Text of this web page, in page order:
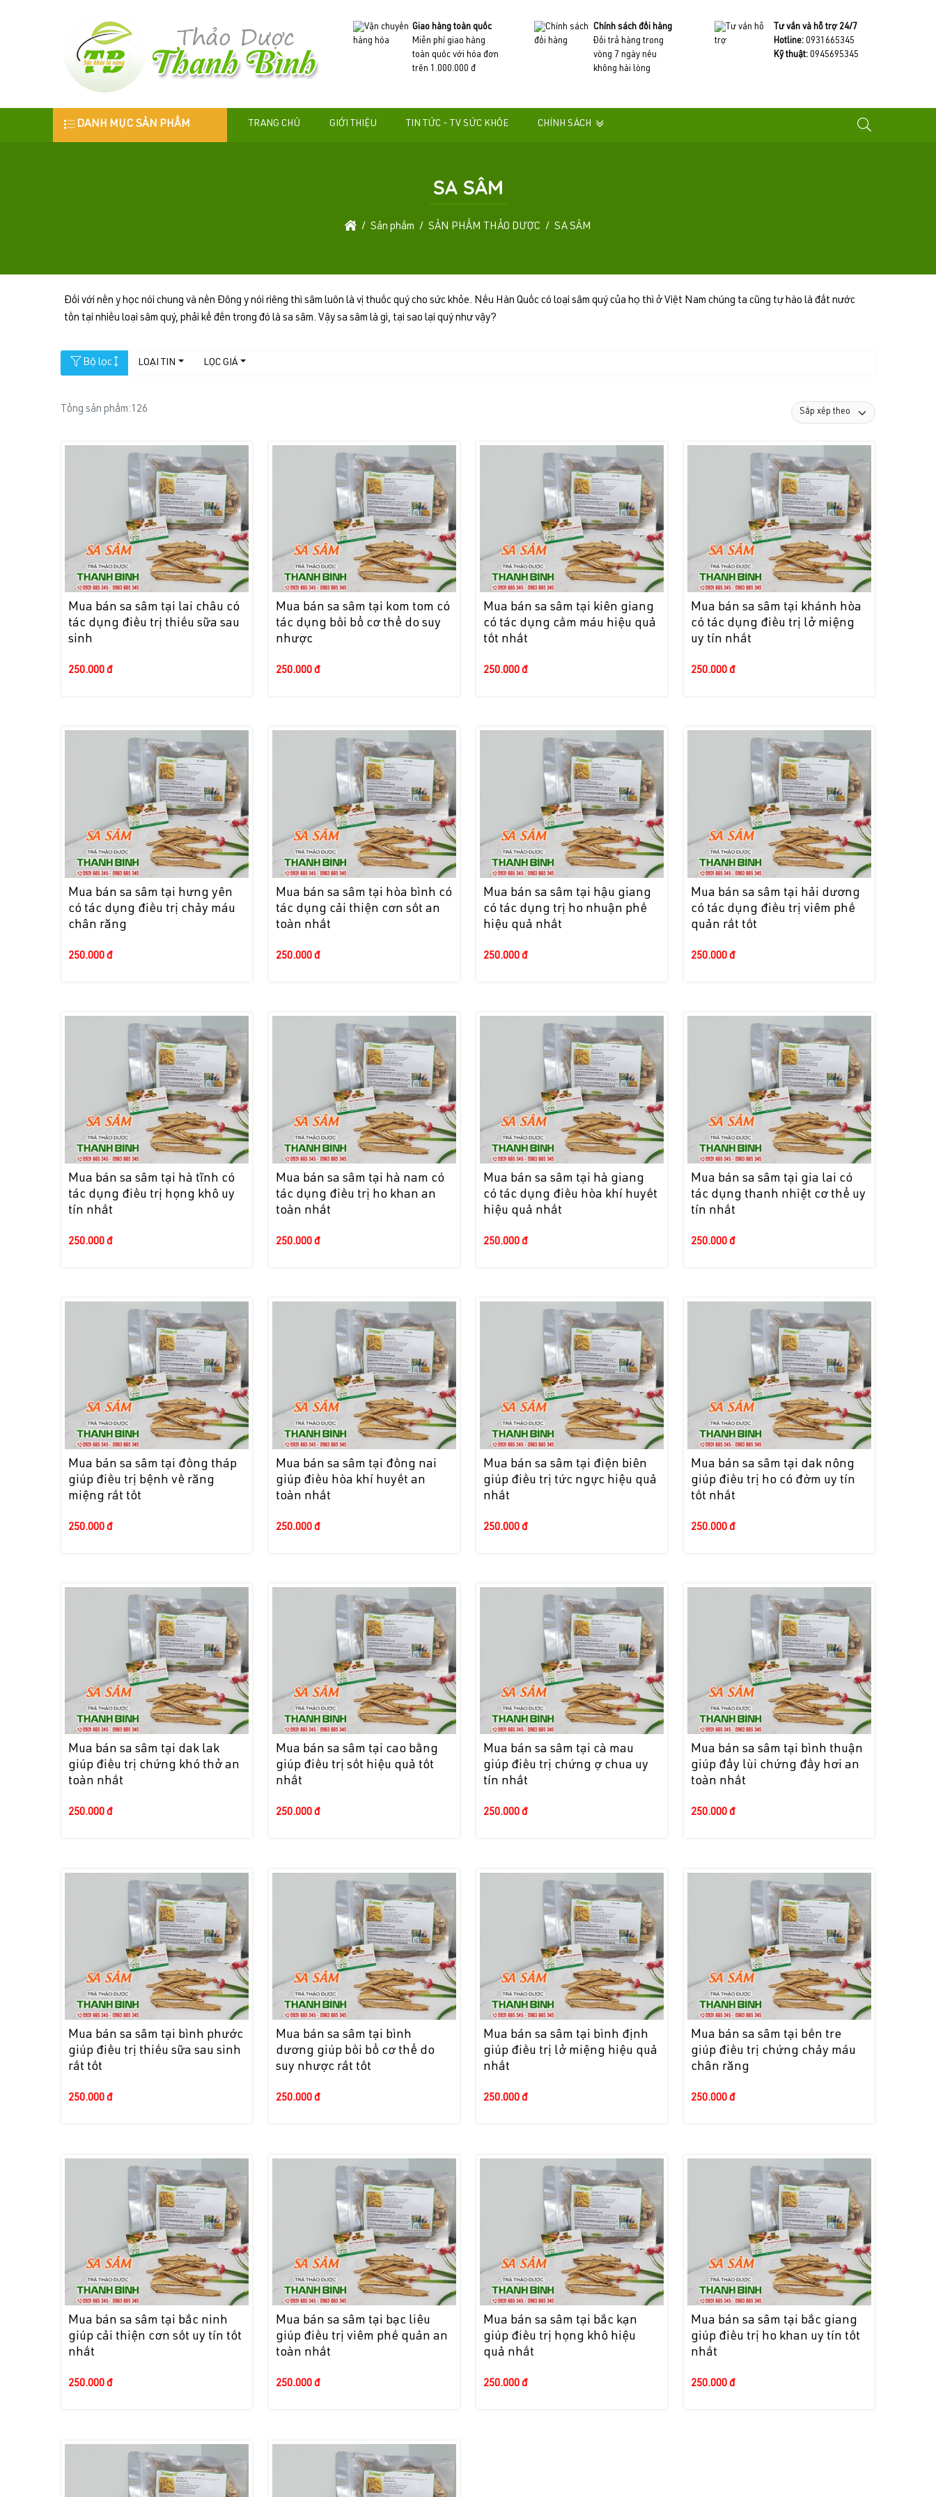
Giao hàng toàn quốc
Miễn phí giao hàng
toàn quốc với hóa đơn
trên 1.000.000 đ
Chính sách đổi hàng
Đổi trả hàng trong
vòng 7 ngày nếu
không hài lòng
Tư vấn và hỗ trợ 24/7
Hotline:0931665345
Kỹ thuật: 0945695345
DANH MỤC SẢN PHẨM TRANG CHỦ GIỚI THIỆU TIN TỨC - TV SỨC KHỎE CHÍNH SÁCH
SA SÂM
Sản phẩm SẢN PHẨM THẢO DƯỢC SA SÂM
Đối với nền y học nói chung và nền Đông y nói riêng thì sâm luôn là vị thuốc quý cho sức khỏe. Nếu Hàn Quốc có loại sâm quý của họ thì ở Việt Nam chúng ta cũng tự hào là đất nước
tồn tại nhiều loại sâm quý, phải kể đến trong đó là sa sâm. Vậy sa sâm là gì, tại sao lại quý như vậy?
Bộ lọc LOẠI TIN LỌC GIÁ
Tổng sản phẩm: 126
Mua bán sa sâm tại lai châu có
tác dụng điều trị thiếu sữa sau
sinh
250.000 đ
Mua bán sa sâm tại kom tom có
tác dụng bồi bổ cơ thể do suy
nhược
250.000 đ
Mua bán sa sâm tại kiên giang
có tác dụng cầm máu hiệu quả
tốt nhất
250.000 đ
Mua bán sa sâm tại khánh hòa
có tác dụng điều trị lở miệng
uy tín nhất
250.000 đ
Mua bán sa sâm tại hưng yên
có tác dụng điều trị chảy máu
chân răng
250.000 đ
Mua bán sa sâm tại hòa bình có
tác dụng cải thiện cơn sốt an
toàn nhất
250.000 đ
Mua bán sa sâm tại hậu giang
có tác dụng trị ho nhuận phế
hiệu quả nhất
250.000 đ
Mua bán sa sâm tại hải dương
có tác dụng điều trị viêm phế
quản rất tốt
250.000 đ
Mua bán sa sâm tại hà tĩnh có
tác dụng điều trị họng khô uy
tín nhất
250.000 đ
Mua bán sa sâm tại hà nam có
tác dụng điều trị ho khan an
toàn nhất
250.000 đ
Mua bán sa sâm tại hà giang
có tác dụng điều hòa khí huyết
hiệu quả nhất
250.000 đ
Mua bán sa sâm tại gia lai có
tác dụng thanh nhiệt cơ thể uy
tín nhất
250.000 đ
Mua bán sa sâm tại đồng tháp
giúp điều trị bệnh về răng
miệng rất tốt
250.000 đ
Mua bán sa sâm tại đồng nai
giúp điều hòa khí huyết an
toàn nhất
250.000 đ
Mua bán sa sâm tại điện biên
giúp điều trị tức ngực hiệu quả
nhất
250.000 đ
Mua bán sa sâm tại dak nông
giúp điều trị ho có đờm uy tín
tốt nhất
250.000 đ
Mua bán sa sâm tại dak lak
giúp điều trị chứng khó thở an
toàn nhất
250.000 đ
Mua bán sa sâm tại cao bằng
giúp điều trị sốt hiệu quả tốt
nhất
250.000 đ
Mua bán sa sâm tại cà mau
giúp điều trị chứng ợ chua uy
tín nhất
250.000 đ
Mua bán sa sâm tại bình thuận
giúp đẩy lùi chứng đầy hơi an
toàn nhất
250.000 đ
Mua bán sa sâm tại bình phước
giúp điều trị thiếu sữa sau sinh
rất tốt
250.000 đ
Mua bán sa sâm tại bình
dương giúp bồi bổ cơ thể do
suy nhược rất tốt
250.000 đ
Mua bán sa sâm tại bình định
giúp điều trị lở miệng hiệu quả
nhất
250.000 đ
Mua bán sa sâm tại bến tre
giúp điều trị chứng chảy máu
chân răng
250.000 đ
Mua bán sa sâm tại bắc ninh
giúp cải thiện cơn sốt uy tín tốt
nhất
250.000 đ
Mua bán sa sâm tại bạc liêu
giúp điều trị viêm phế quản an
toàn nhất
250.000 đ
Mua bán sa sâm tại bắc kạn
giúp điều trị họng khô hiệu
quả nhất
250.000 đ
Mua bán sa sâm tại bắc giang
giúp điều trị ho khan uy tín tốt
nhất
250.000 đ